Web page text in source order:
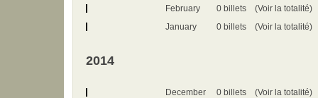
February
0 billets
(Voir la totalité)
January
0 billets (Voir la totalité)
2014
December 0 billets
(Voir la totalité)